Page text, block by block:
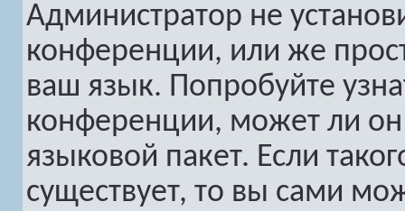
Администратор не
конференции, или же
ваш язык. Попробуйте
конференции, может ли
языковой пакет. Если
существует, то вы сами